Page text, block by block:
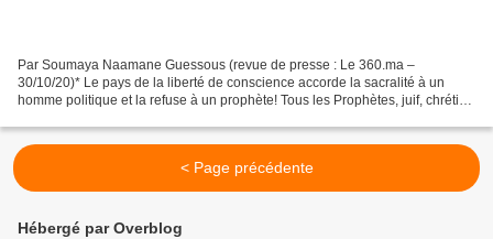
Par Soumaya Naamane Guessous (revue de presse : Le 360.ma –
30/10/20)* Le pays de la liberté de conscience accorde la sacralité à un
homme politique et la refuse à un prophète! Tous les Prophètes, juif, chrétien
< Page précédente
Hébergé par Overblog